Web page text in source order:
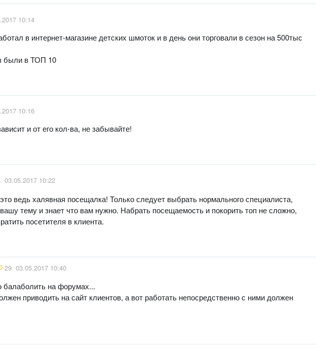
10:14
в интернет-магазине детских шмоток и в день они торговали в сезон на 500тыс
были в ТОП 10
10:16
и от его кол-ва, не забывайте!
03.05.2017 10:22
ведь халявная посещалка! Только следует выбрать нормального специалиста,
тему и знает что вам нужно. Набрать посещаемость и покорить топ не сложно,
посетителя в клиента.
29 03.05.2017 10:40
балаболить на форумах...
приводить на сайт клиентов, а вот работать непосредственно с ними должен